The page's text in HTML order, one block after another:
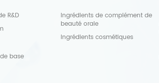
R&D
base
Ingrédients de complément de
beauté orale
Ingrédients cosmétiques